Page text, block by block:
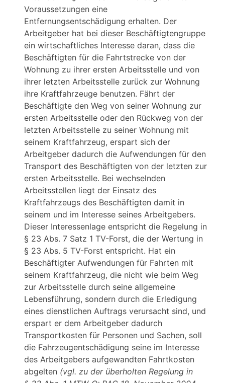
Voraussetzungen eine
Entfernungsentschädigung erhalten. Der
Arbeitgeber hat bei dieser Beschäftigtengruppe
ein wirtschaftliches Interesse daran, dass die
Beschäftigten für die Fahrtstrecke von der
Wohnung zu ihrer ersten Arbeitsstelle und von
ihrer letzten Arbeitsstelle zurück zur Wohnung
ihre Kraftfahrzeuge benutzen. Fährt der
Beschäftigte den Weg von seiner Wohnung zur
ersten Arbeitsstelle oder den Rückweg von der
letzten Arbeitsstelle zu seiner Wohnung mit
seinem Kraftfahrzeug, erspart sich der
Arbeitgeber dadurch die Aufwendungen für den
Transport des Beschäftigten von der letzten zur
ersten Arbeitsstelle. Bei wechselnden
Arbeitsstellen liegt der Einsatz des
Kraftfahrzeugs des Beschäftigten damit in
seinem und im Interesse seines Arbeitgebers.
Dieser Interessenlage entspricht die Regelung in
§ 23 Abs. 7 Satz 1 TV-Forst, die der Wertung in
§ 23 Abs. 5 TV-Forst entspricht. Hat ein
Beschäftigter Aufwendungen für Fahrten mit
seinem Kraftfahrzeug, die nicht wie beim Weg
zur Arbeitsstelle durch seine allgemeine
Lebensführung, sondern durch die Erledigung
eines dienstlichen Auftrags verursacht sind, und
erspart er dem Arbeitgeber dadurch
Transportkosten für Personen und Sachen, soll
die Fahrzeugentschädigung seine im Interesse
des Arbeitgebers aufgewandten Fahrtkosten
abgelten (vgl. zu der überholten Regelung in